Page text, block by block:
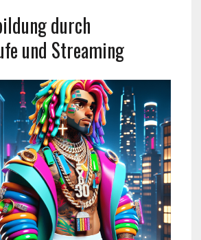
durch
und Streaming